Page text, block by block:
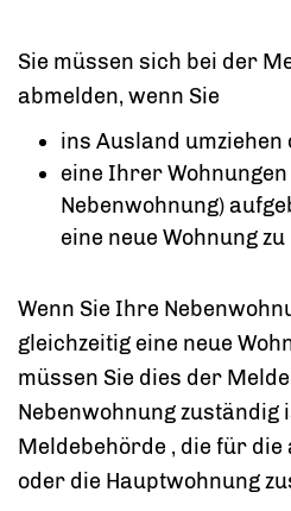
Sie müssen sich bei der
abmelden, wenn Sie
ins Ausland umziehen
eine Ihrer
Nebenwohnung)
eine neue Wohnung zu
Wenn Sie Ihre
gleichzeitig eine neue
müssen Sie dies der
Nebenwohnung zuständig
Meldebehörde , die für die
oder die Hauptwohnung